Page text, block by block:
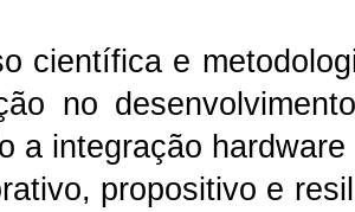
científica e
no
a integração
propositivo e